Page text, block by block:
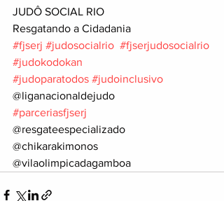
JUDÔ SOCIAL RIO
Resgatando a Cidadania
#fjserj #judosocialrio #fjserjudosocialrio
#judokodokan
#judoparatodos #judoinclusivo
@liganacionaldejudo
#parceriasfjserj
@resgateespecializado
@chikarakimonos
@vilaolimpicadagamboa